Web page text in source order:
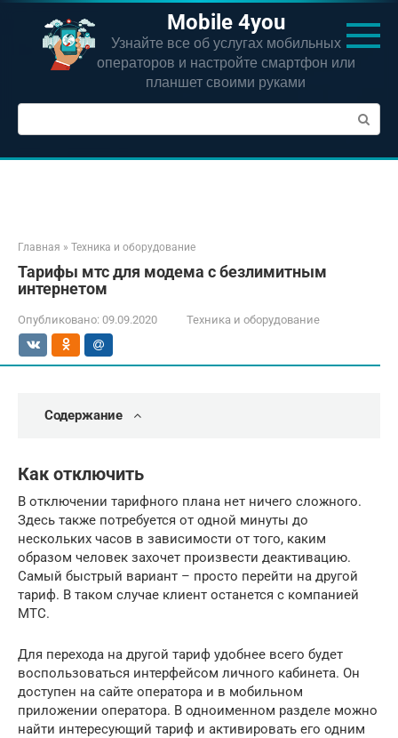
Перейти
контенту
Mobile 4you
Узнайте все об услугах мобильных
операторов и настройте смартфон или
планшет своими руками
Поиск:
Главная » Техника и оборудование
Тарифы мтс для модема с безлимитным
интернетом
Опубликовано: 09.09.2020 Техника и оборудование
Содержание
Как отключить
В отключении тарифного плана нет ничего сложного.
Здесь также потребуется от одной минуты до
нескольких часов в зависимости от того, каким
образом человек захочет произвести деактивацию.
Самый быстрый вариант – просто перейти на другой
тариф. В таком случае клиент останется с компанией
МТС.
Для перехода на другой тариф удобнее всего будет
воспользоваться интерфейсом личного кабинета. Он
доступен на сайте оператора и в мобильном
приложении оператора. В одноименном разделе можно
найти интересующий тариф и активировать его одним